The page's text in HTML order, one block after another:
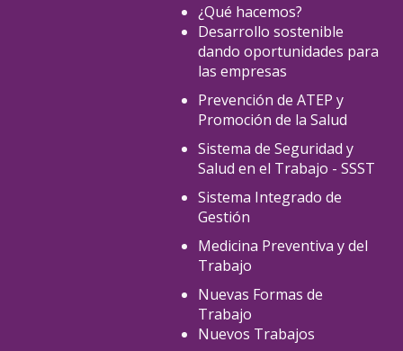
¿Qué hacemos?
Desarrollo sostenible
dando oportunidades para
las empresas
Prevención de ATEP y
Promoción de la Salud
Sistema de Seguridad y
Salud en el Trabajo - SSST
Sistema Integrado de
Gestión
Medicina Preventiva y del
Trabajo
Nuevas Formas de
Trabajo
Nuevos Trabajos